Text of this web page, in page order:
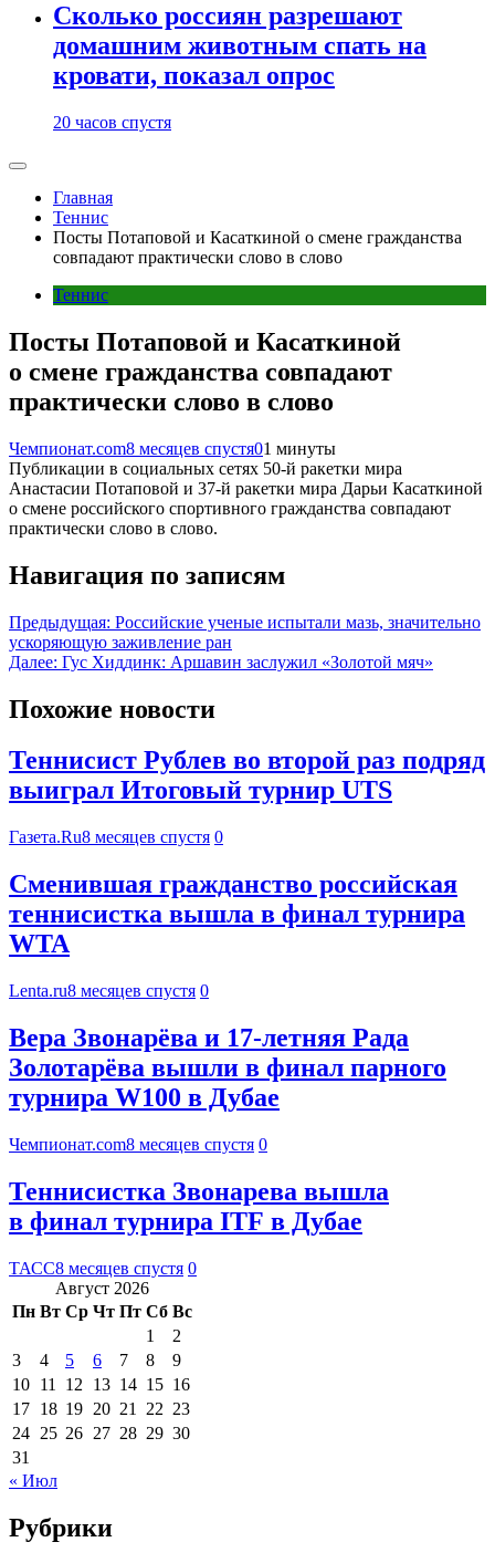
Сколько россиян разрешают
домашним животным спать на
кровати, показал опрос
20 часов спустя
Главная
Теннис
Посты Потаповой и Касаткиной о смене гражданства
совпадают практически слово в слово
Теннис
Посты Потаповой и Касаткиной
о смене гражданства совпадают
практически слово в слово
Чемпионат.com8 месяцев спустя01 минуты
Публикации в социальных сетях 50-й ракетки мира
Анастасии Потаповой и 37-й ракетки мира Дарьи Касаткиной
о смене российского спортивного гражданства совпадают
практически слово в слово.
Навигация по записям
Предыдущая: Российские ученые испытали мазь, значительно
ускоряющую заживление ран
Далее: Гус Хиддинк: Аршавин заслужил «Золотой мяч»
Похожие новости
Теннисист Рублев во второй раз подряд
выиграл Итоговый турнир UTS
Газета.Ru8 месяцев спустя 0
Сменившая гражданство российская
теннисистка вышла в финал турнира
WTA
Lenta.ru8 месяцев спустя 0
Вера Звонарёва и 17-летняя Рада
Золотарёва вышли в финал парного
турнира W100 в Дубае
Чемпионат.com8 месяцев спустя 0
Теннисистка Звонарева вышла
в финал турнира ITF в Дубае
ТАСС8 месяцев спустя 0
Август 2026
Пн Вт Ср Чт Пт Сб Вс
1
2
3
4 5 6 7 8
9
10 11 12 13 14 15 16
17 18 19 20 21 22 23
24 25 26 27 28 29 30
31
« Июл
Рубрики